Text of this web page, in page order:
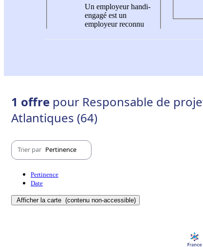
Un employeur handi-
engagé est un
employeur reconnu
1 offre pour Responsable de
Atlantiques (64)
Trier par Pertinence
Pertinence
Date
Afficher la carte (contenu non-accessible)